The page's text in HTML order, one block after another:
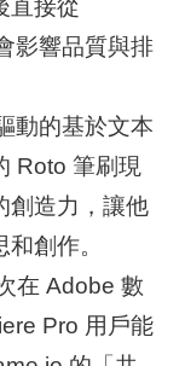
直接從
影響品質與排
動的基於文本
Roto 筆刷現
創造力，讓他
創作。
在 Adobe 數
Pro 用戶能